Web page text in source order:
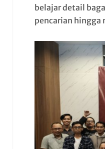
belajar detail
pencarian hingga